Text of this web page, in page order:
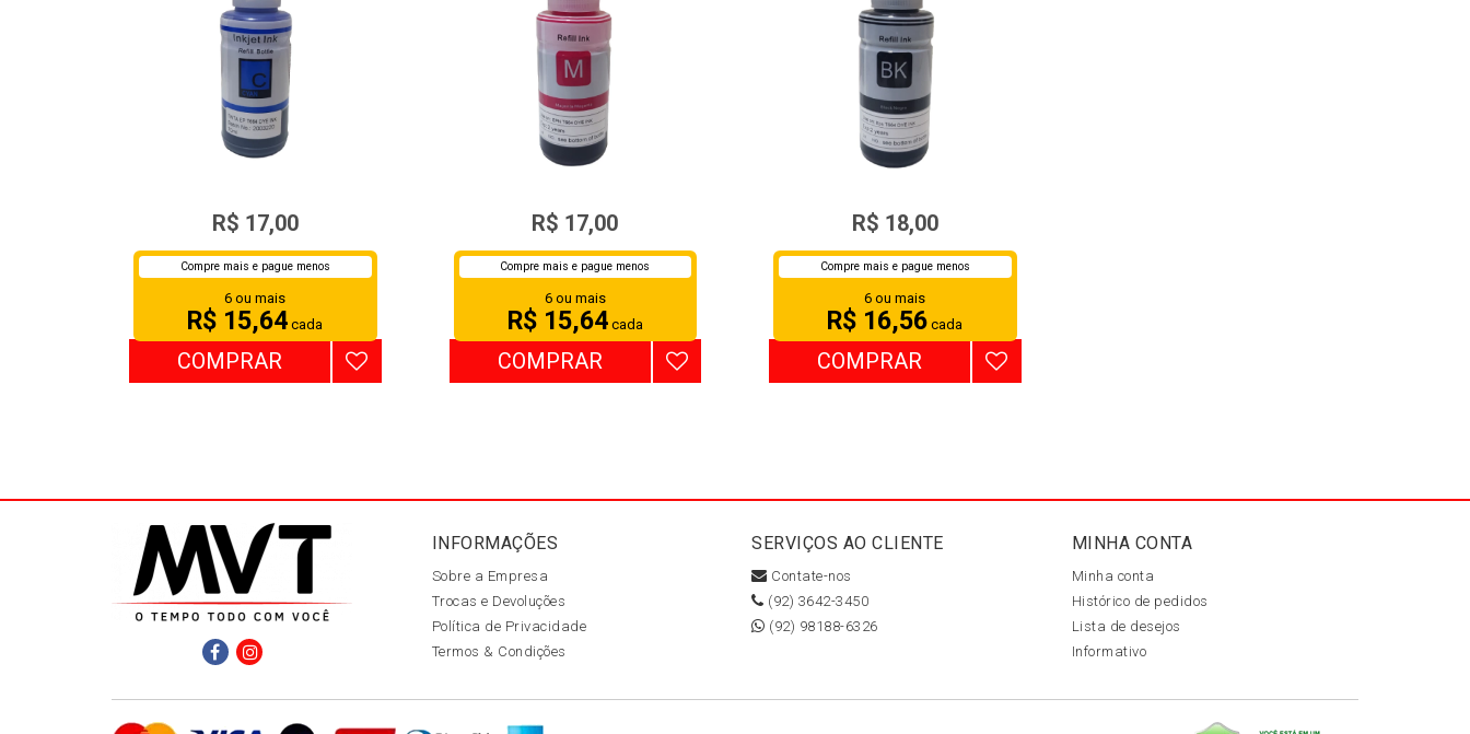
TINTA EPSON 664 COLOR CYAN
70ML
R$ 17,00
Compre mais e pague menos
6 ou mais
R$ 15,64 cada
COMPRAR
TINTA EPSON 664 COLOR
MAGENTA 70ML
R$ 17,00
Compre mais e pague menos
6 ou mais
R$ 15,64cada
COMPRAR
TINTA EPSON 664 COLOR BLACK
70ML
R$ 18,00
Compre mais e pague menos
6 ou mais
R$ 16,56 cada
COMPRAR
INFORMAÇÕES
Sobre a Empresa
Trocas e Devoluções
Política de Privacidade
Termos & Condições
SERVIÇOS AO CLIENTE
Contate-nos
(92) 3642-3450
(92) 98188-6326
MINHA CONTA
Minha conta
Histórico de pedidos
Lista de desejos
Informativo